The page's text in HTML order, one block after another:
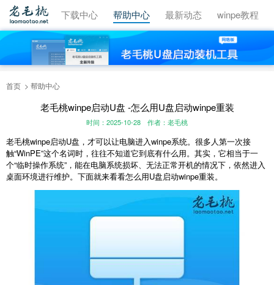
视频教程 下载中心 帮助中心 最新动态 winpe教程
首页 帮助中心
老毛桃winpe启动U盘 -怎么用U盘启动winpe重装
时间：2025-10-28 作者：老毛桃
老毛桃winpe启动U盘，才可以让电脑进入winpe系统。很多人第一次接
触“WinPE”这个名词时，往往不知道它到底有什么用。其实，它相当于一
个“临时操作系统”，能在电脑系统损坏、无法正常开机的情况下，依然进入
桌面环境进行维护。下面就来看看怎么用U盘启动winpe重装。